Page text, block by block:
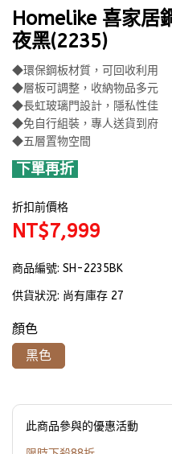
Homelike 喜家居
夜黑(2235)
◆環保鋼板材質，可回收利用
◆層板可調整，收納物品多元
◆長虹玻璃門設計，隱私性佳
◆免自行組裝，專人送貨到府
◆五層置物空間
下單再折
折扣前價格
NT$7,999
商品編號: SH-2235BK
供貨狀況: 尚有庫存 27
顏色
黑色
此商品參與的優惠活動